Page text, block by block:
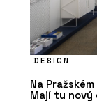
DESIGN
Na
Mají tu nový